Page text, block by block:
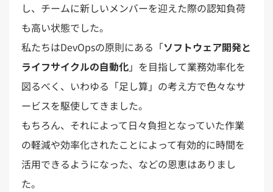
し、チームに新しいメンバーを迎えた際の認知負荷
も高い状態でした。
私たちはDevOpsの原則にある「ソフトウェア開発と
ライフサイクルの自動化」を目指して業務効率化を
図るべく、いわゆる「足し算」の考え方で色々なサ
ービスを駆使してきました。
もちろん、それによって日々負担となっていた作業
の軽減や効率化されたことによって有効的に時間を
活用できるようになった、などの恩恵はありまし
た。